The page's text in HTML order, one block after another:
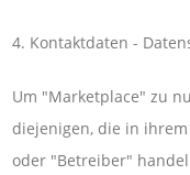
4. Kontaktdaten -
Um "Marketplace" zu
diejenigen, die in
oder "Betreiber"